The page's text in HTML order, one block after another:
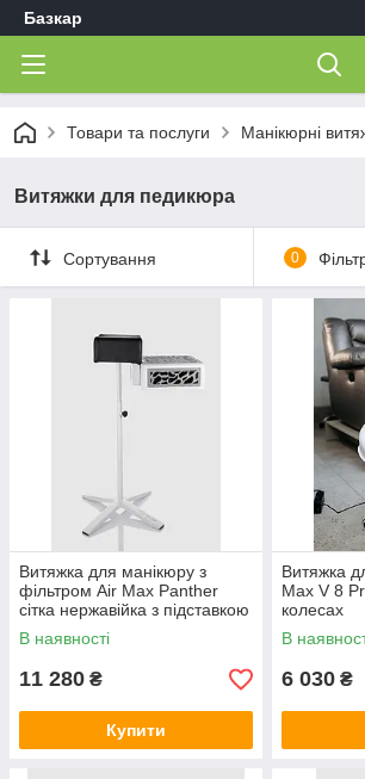
Базкар
Товари та послуги Манікюрні
Витяжки для педикюра
Сортування 0
Витяжка для манікюру з
фільтром Air Max Panther
сітка нержавійка з підставкою
В наявності
11 280 ₴
Купити
Витяжка
Max V 8
колесах
В
6 030 ₴